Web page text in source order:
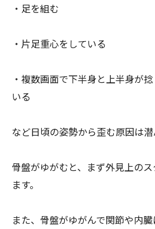
・足を組む
・片足重心をしている
・複数画面で下半身と上半身が
いる
など日頃の姿勢から歪む原因は潜
骨盤がゆがむと、まず外見上の
ます。
また、骨盤がゆがんで関節や内